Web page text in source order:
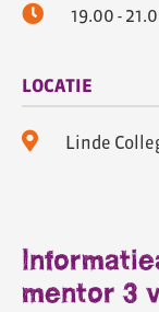
mentor 3
19.00 -
LOCATIE
Linde